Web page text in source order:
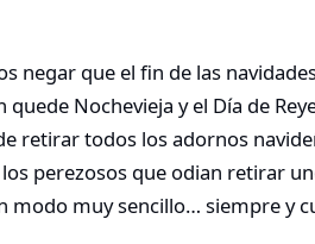
negar que el fin de las
quede Nochevieja y el Día de
retirar todos los adornos
perezosos que odian retirar
modo muy sencillo… siempre y